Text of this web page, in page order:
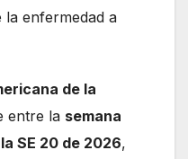
la enfermedad a
de la
entre la semana
SE 20 de 2026,